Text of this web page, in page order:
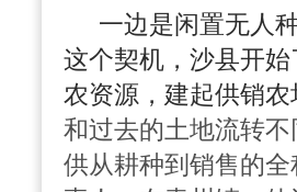
一边是闲置无人
这个契机，沙县开
农资源，建起供销
和过去的土地流转
供从耕种到销售的